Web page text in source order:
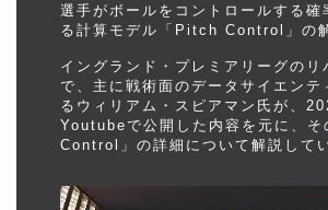
選手がボールをコントロールする確
る計算モデル「Pitch Control」の
イングランド・プレミアリーグのリ
で、主に戦術面のデータサイエンテ
るウィリアム・スピアマン氏が、
Youtubeで公開した内容を元に、
Control」の詳細について解説して